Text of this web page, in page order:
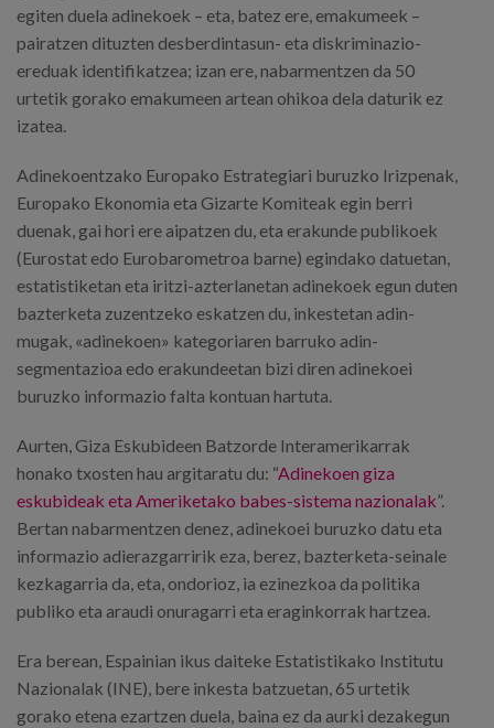
egiten duela adinekoek – eta, batez ere, emakumeek –
pairatzen dituzten desberdintasun- eta diskriminazio-
ereduak identifikatzea; izan ere, nabarmentzen da 50
urtetik gorako emakumeen artean ohikoa dela daturik ez
izatea.
Adinekoentzako Europako Estrategiari buruzko Irizpenak,
Europako Ekonomia eta Gizarte Komiteak egin berri
duenak, gai hori ere aipatzen du, eta erakunde publikoek
(Eurostat edo Eurobarometroa barne) egindako datuetan,
estatistiketan eta iritzi-azterlanetan adinekoek egun duten
bazterketa zuzentzeko eskatzen du, inkestetan adin-
mugak, «adinekoen» kategoriaren barruko adin-
segmentazioa edo erakundeetan bizi diren adinekoei
buruzko informazio falta kontuan hartuta.
Aurten, Giza Eskubideen Batzorde Interamerikarrak
honako txosten hau argitaratu du: “Adinekoen giza
eskubideak eta Ameriketako babes-sistema nazionalak”.
Bertan nabarmentzen denez, adinekoei buruzko datu eta
informazio adierazgarririk eza, berez, bazterketa-seinale
kezkagarria da, eta, ondorioz, ia ezinezkoa da politika
publiko eta araudi onuragarri eta eraginkorrak hartzea.
Era berean, Espainian ikus daiteke Estatistikako Institutu
Nazionalak (INE), bere inkesta batzuetan, 65 urtetik
gorako etena ezartzen duela, baina ez da aurki dezakegun